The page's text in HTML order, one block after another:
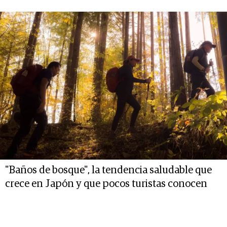
"Baños de bosque", la tendencia saludable que
crece en Japón y que pocos turistas conocen